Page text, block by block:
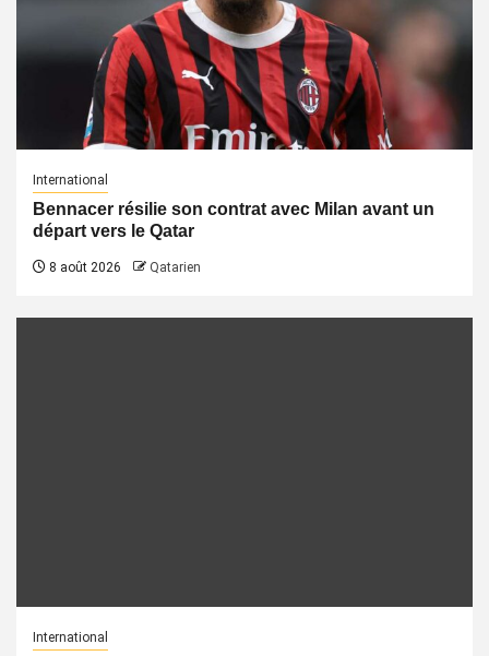
International
Bennacer résilie son contrat avec Milan avant un
départ vers le Qatar
8 août 2026 Qatarien
International